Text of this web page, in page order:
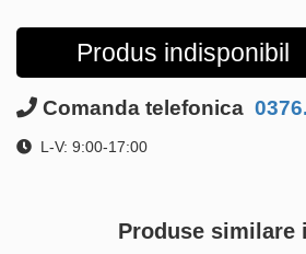
Produs indisponibil
Comanda telefonica
L-V: 9:00-17:00
Produse similare